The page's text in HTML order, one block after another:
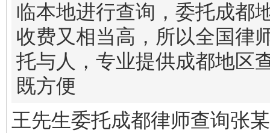
临本地进行查询，委托成都
收费又相当高，所以全国律
托与人，专业提供成都地区
既方便
王先生委托成都律师查询张